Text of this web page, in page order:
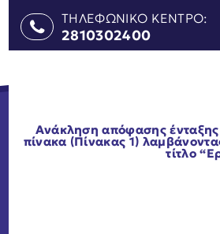
ΤΗΛΕΦΩΝΙΚΟ ΚΕΝΤΡΟ:
2810302400
Aνάκληση απόφασης ένταξης
πίνακα (Πίνακας 1)
τίτλο